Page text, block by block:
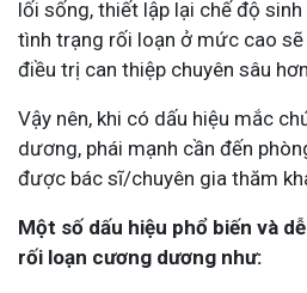
lối sống, thiết lập lại chế độ
tình trạng rối loạn ở mức cao
điều trị can thiệp chuyên sâu
Vậy nên, khi có dấu hiệu mắc
dương, phái mạnh cần đến
được bác sĩ/chuyên gia thăm
Một số dấu hiệu phổ biến và
rối loạn cương dương như: